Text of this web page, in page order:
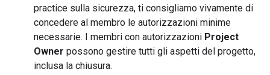
practice sulla sicurezza, ti consigliamo vivamente di
concedere al membro le autorizzazioni minime
necessarie. I membri con autorizzazioni Project
Owner possono gestire tutti gli aspetti del progetto,
inclusa la chiusura.